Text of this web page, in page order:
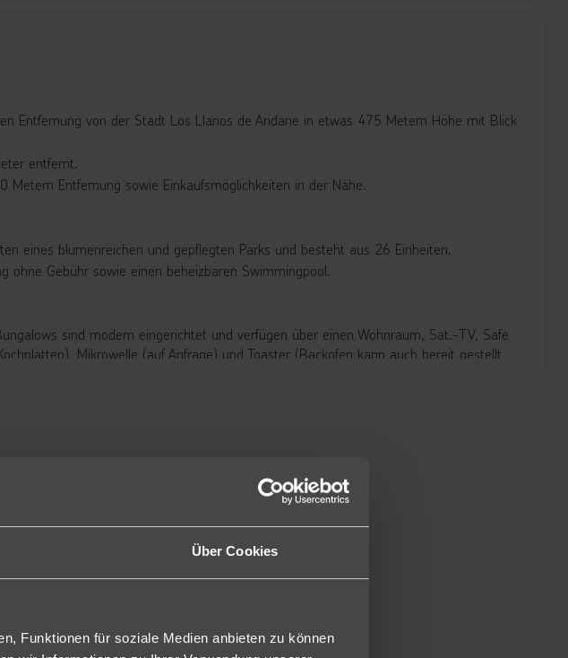
Über Cookies
Funktionen für soziale Medien anbieten zu können
Entfernung von der Stadt Los Llanos de Aridane in etwas 475 Metern Höhe mit Blick
entfernt.
Entfernung sowie Einkaufsmöglichkeiten in der Nähe.
eines blumenreichen und gepflegten Parks und besteht aus 26 Einheiten.
ohne Gebühr sowie einen beheizbaren Swimmingpool.
sind modern eingerichtet und verfügen über einen Wohnraum, Sat.-TV, Safe
Mikrowelle (auf Anfrage) und Toaster (Backofen kann auch bereit gestellt
(kalt und warm), Ceranfeld und Backofen (2UB).
(U1B).